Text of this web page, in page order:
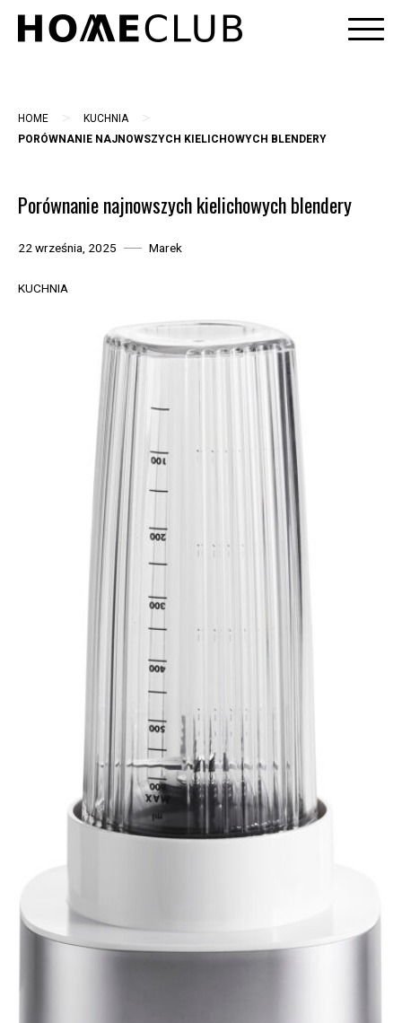
Skip
HOME > KUCHNIA >
PORÓWNANIE NAJNOWSZYCH KIELICHOWYCH BLENDERY
Porównanie najnowszych kielichowych blendery
22 września, 2025 Marek
KUCHNIA